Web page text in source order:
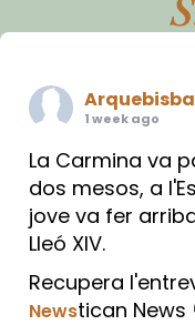
1 week ago
La Carmina va
dos mesos, a
jove va fer
Lleó XIV.
Recupera
Newstican News